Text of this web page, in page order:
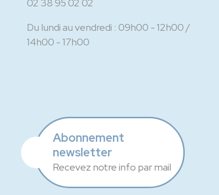
02 38 95 02 02
Du lundi au vendredi : 09h00 - 12h00
14h00 - 17h00
Abonnement
newsletter
Recevez notre info par mail